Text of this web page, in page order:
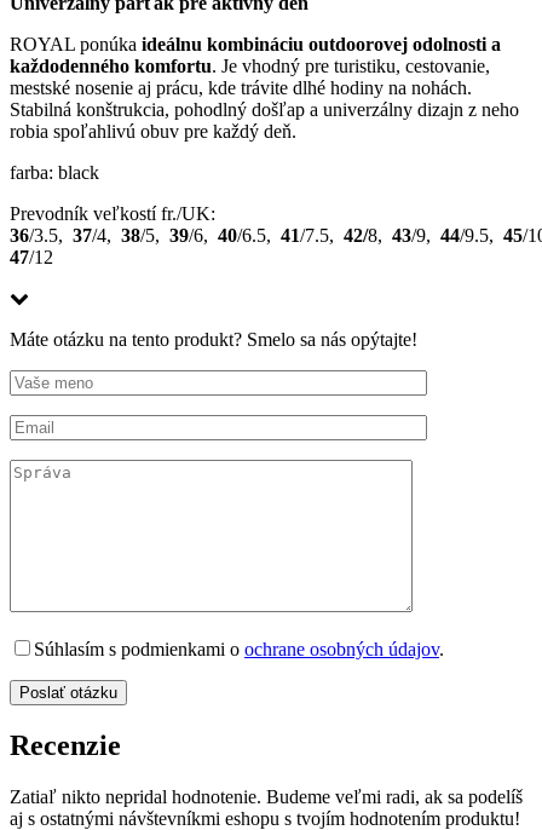
ROYAL ponúka ideálnu kombináciu outdoorovej odolnosti a
každodenného komfortu. Je vhodný pre turistiku, cestovanie,
mestské nosenie aj prácu, kde trávite dlhé hodiny na nohách.
Stabilná konštrukcia, pohodlný došľap a univerzálny dizajn z neho
robia spoľahlivú obuv pre každý deň.
farba: black
Prevodník veľkostí fr./UK:
36/3.5, 37/4, 38/5, 39/6, 40/6.5, 41/7.5, 42/8, 43/9, 44/9.5, 45/
47/12
Máte otázku na tento produkt? Smelo sa nás opýtajte!
Súhlasím s podmienkami o ochrane osobných údajov.
Recenzie
Zatiaľ nikto nepridal hodnotenie. Budeme veľmi radi, ak sa podelíš
aj s ostatnými návštevníkmi eshopu s tvojím hodnotením produktu!